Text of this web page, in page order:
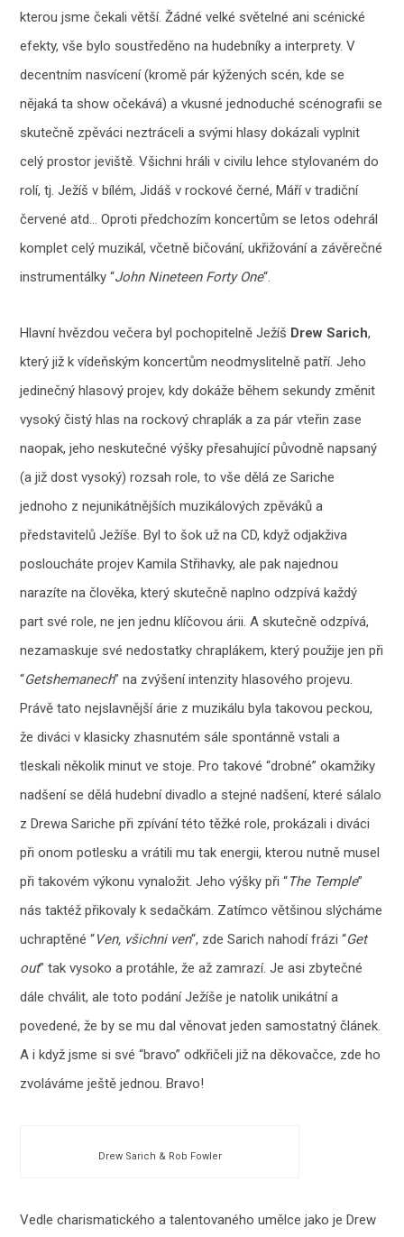
kterou jsme čekali větší. Žádné velké světelné ani scénické
efekty, vše bylo soustředěno na hudebníky a interprety. V
decentním nasvícení (kromě pár kýžených scén, kde se
nějaká ta show očekává) a vkusné jednoduché scénografii se
skutečně zpěváci neztráceli a svými hlasy dokázali vyplnit
celý prostor jeviště. Všichni hráli v civilu lehce stylovaném do
rolí, tj. Ježíš v bílém, Jidáš v rockové černé, Máří v tradiční
červené atd… Oproti předchozím koncertům se letos odehrál
komplet celý muzikál, včetně bičování, ukřižování a závěrečné
instrumentálky “John Nineteen Forty One“.
Hlavní hvězdou večera byl pochopitelně Ježíš Drew Sarich,
který již k vídeňským koncertům neodmyslitelně patří. Jeho
jedinečný hlasový projev, kdy dokáže během sekundy změnit
vysoký čistý hlas na rockový chraplák a za pár vteřin zase
naopak, jeho neskutečné výšky přesahující původně napsaný
(a již dost vysoký) rozsah role, to vše dělá ze Sariche
jednoho z nejunikátnějších muzikálových zpěváků a
představitelů Ježíše. Byl to šok už na CD, když odjakživa
posloucháte projev Kamila Střihavky, ale pak najednou
narazíte na člověka, který skutečně naplno odzpívá každý
part své role, ne jen jednu klíčovou árii. A skutečně odzpívá,
nezamaskuje své nedostatky chraplákem, který použije jen při
“Getshemanech” na zvýšení intenzity hlasového projevu.
Právě tato nejslavnější árie z muzikálu byla takovou peckou,
že diváci v klasicky zhasnutém sále spontánně vstali a
tleskali několik minut ve stoje. Pro takové “drobné” okamžiky
nadšení se dělá hudební divadlo a stejné nadšení, které sálalo
z Drewa Sariche při zpívání této těžké role, prokázali i diváci
při onom potlesku a vrátili mu tak energii, kterou nutně musel
při takovém výkonu vynaložit. Jeho výšky při “The Temple”
nás taktéž přikovaly k sedačkám. Zatímco většinou slýcháme
uchraptěné “Ven, všichni ven“, zde Sarich nahodí frázi “Get
out” tak vysoko a protáhle, že až zamrazí. Je asi zbytečné
dále chválit, ale toto podání Ježíše je natolik unikátní a
povedené, že by se mu dal věnovat jeden samostatný článek.
A i když jsme si své “bravo” odkřičeli již na děkovačce, zde ho
zvoláváme ještě jednou. Bravo!
Drew Sarich & Rob Fowler
Vedle charismatického a talentovaného umělce jako je Drew